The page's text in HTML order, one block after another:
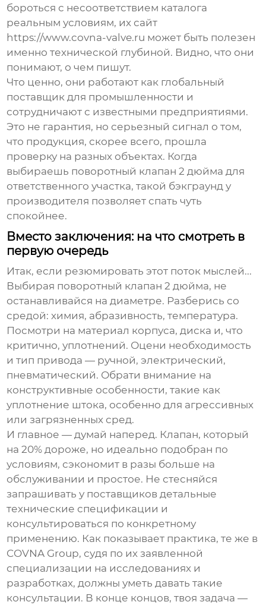
бороться с несоответствием каталога
реальным условиям, их сайт
https://www.covna-valve.ru может быть полезен
именно технической глубиной. Видно, что они
понимают, о чем пишут.
Что ценно, они работают как глобальный
поставщик для промышленности и
сотрудничают с известными предприятиями.
Это не гарантия, но серьезный сигнал о том,
что продукция, скорее всего, прошла
проверку на разных объектах. Когда
выбираешь поворотный клапан 2 дюйма для
ответственного участка, такой бэкграунд у
производителя позволяет спать чуть
спокойнее.
Вместо заключения: на что смотреть в
первую очередь
Итак, если резюмировать этот поток мыслей...
Выбирая поворотный клапан 2 дюйма, не
останавливайся на диаметре. Разберись со
средой: химия, абразивность, температура.
Посмотри на материал корпуса, диска и, что
критично, уплотнений. Оцени необходимость
и тип привода — ручной, электрический,
пневматический. Обрати внимание на
конструктивные особенности, такие как
уплотнение штока, особенно для агрессивных
или загрязненных сред.
И главное — думай наперед. Клапан, который
на 20% дороже, но идеально подобран по
условиям, сэкономит в разы больше на
обслуживании и простое. Не стесняйся
запрашивать у поставщиков детальные
технические спецификации и
консультироваться по конкретному
применению. Как показывает практика, те же в
COVNA Group, судя по их заявленной
специализации на исследованиях и
разработках, должны уметь давать такие
консультации. В конце концов, твоя задача —